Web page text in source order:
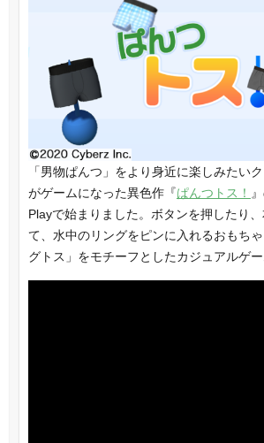
「男物ぱんつ」をより身近に楽しみたい
がゲームになった異色作『ぱんつトス！
Playで始まりました。ボタンを押したり
て、水中のリングをピンに入れるおもち
グトス」をモチーフとしたカジュアルゲー